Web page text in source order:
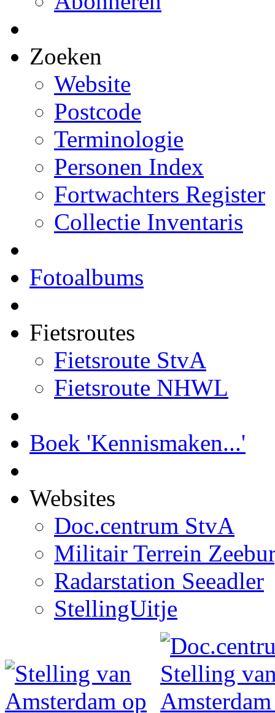
Zoeken
Website
Postcode
Terminologie
Personen Index
Fortwachters Register
Collectie Inventaris
Fotoalbums
Fietsroutes
Fietsroute StvA
Fietsroute NHWL
Boek 'Kennismaken...'
Websites
Doc.centrum StvA
Militair Terrein
Radarstation Seeadler
StellingUitje